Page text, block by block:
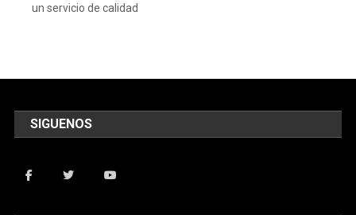
un servicio de calidad
SIGUENOS